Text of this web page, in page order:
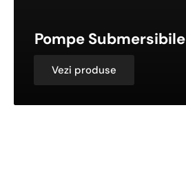
Pompe Submersibile
Vezi produse